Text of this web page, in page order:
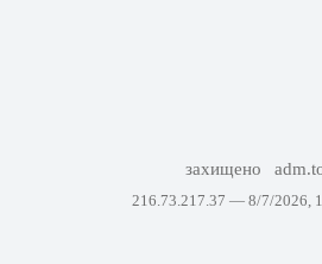
захищено
216.73.217.37 — 8/7/2026,